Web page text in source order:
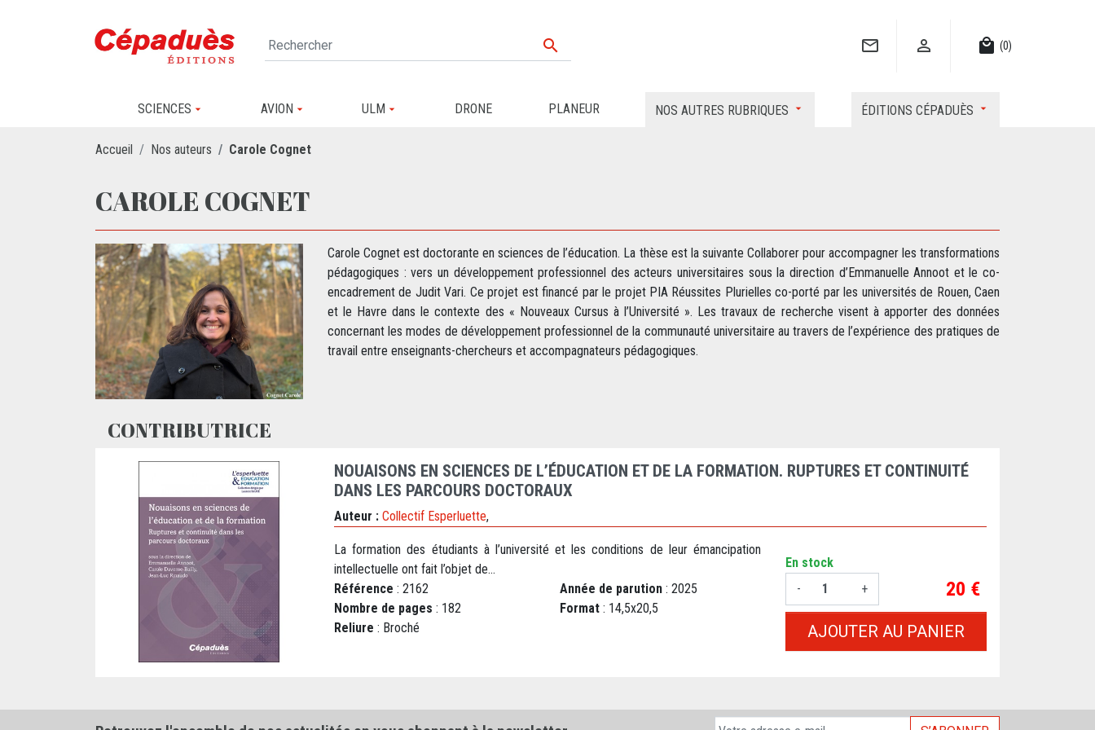
   local_mall (0)
SCIENCES AVION ULM DRONE PLANEUR NOS AUTRES RUBRIQUES ÉDITIONS CÉPADUÈS
Accueil Nos auteurs Carole Cognet
CAROLE COGNET
Carole Cognet est doctorante en sciences de l’éducation. La thèse est la suivante Collaborer pour accompagner les transformations
pédagogiques : vers un développement professionnel des acteurs universitaires sous la direction d’Emmanuelle Annoot et le co-
encadrement de Judit Vari. Ce projet est financé par le projet PIA Réussites Plurielles co-porté par les universités de Rouen, Caen
et le Havre dans le contexte des « Nouveaux Cursus à l’Université ». Les travaux de recherche visent à apporter des données
concernant les modes de développement professionnel de la communauté universitaire au travers de l’expérience des pratiques de
travail entre enseignants-chercheurs et accompagnateurs pédagogiques.
CONTRIBUTRICE
NOUAISONS EN SCIENCES DE L’ÉDUCATION ET DE LA FORMATION. RUPTURES ET CONTINUITÉ
DANS LES PARCOURS DOCTORAUX
Auteur : Collectif Esperluette,
La formation des étudiants à l’université et les conditions de leur émancipation
intellectuelle ont fait l’objet de...
Référence : 2162 Année de parution : 2025
Nombre de pages : 182 Format : 14,5x20,5
Reliure : Broché
En stock
-
+ Prix
20 €
AJOUTER AU PANIER